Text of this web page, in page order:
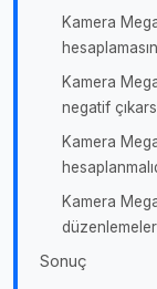
Kamera
Kamera
negatif
Kamera
Kamera
Sonuç